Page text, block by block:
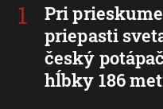
Pri
priepasti
český
hĺbky 186